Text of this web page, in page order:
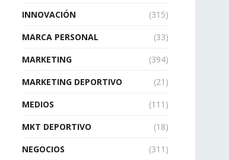
INNOVACIÓN
(315)
MARCA PERSONAL
(33)
MARKETING
(394)
MARKETING DEPORTIVO
(21)
MEDIOS
(111)
MKT DEPORTIVO
(18)
NEGOCIOS
(311)